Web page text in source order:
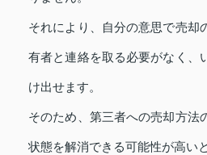
それにより、自分の意思で売却
有者と連絡を取る必要がなく、
け出せます。
そのため、第三者への売却方法
状態を解消できる可能性が高い